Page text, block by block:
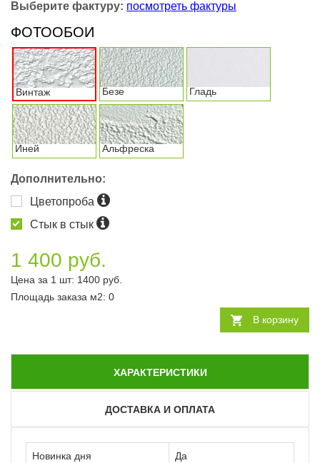
Выберите фактуру: посмотреть фактуры
ФОТООБОИ
Винтаж Безе Гладь
Иней Альфреска
Дополнительно:
Цветопроба
Стык в стык
1 400 руб.
Цена за 1 шт: 1400 руб.
Площадь заказа м2: 0
В корзину
ХАРАКТЕРИСТИКИ
ДОСТАВКА И ОПЛАТА
Новинка дня Да